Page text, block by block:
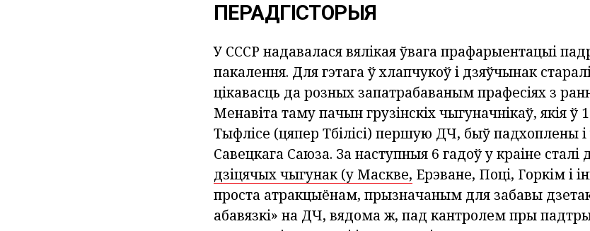
ПЕРАДГІСТОРЫЯ
У СССР надавалася вялікая ўвага прафарыентацыі
пакалення. Для гэтага ў хлапчукоў і дзяўчынак
цікавасць да розных запатрабаваным прафесіях з
Менавіта таму пачын грузінскіх чыгуначнікаў, якія ў
Тыфлісе (цяпер Тбілісі) першую ДЧ, быў падхоплены
Савецкага Саюза. За наступныя 6 гадоў у краіне сталі
дзіцячых чыгунак (у Маскве, Ерэване, Поці, Горкім і
проста атракцыёнам, прызначаным для забавы
абавязкі» на ДЧ, вядома ж, пад кантролем пры